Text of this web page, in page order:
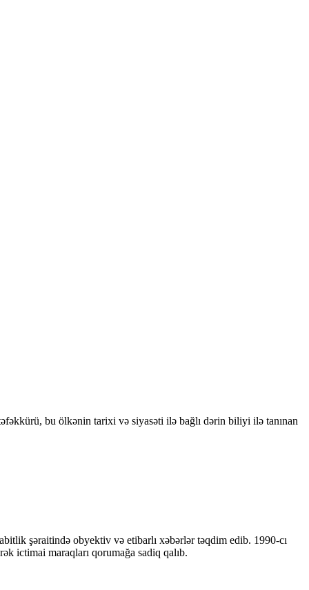
bu ölkənin tarixi və siyasəti ilə bağlı dərin biliyi ilə tanınan
şəraitində obyektiv və etibarlı xəbərlər təqdim edib. 1990-cı
ictimai maraqları qorumağa sadiq qalıb.